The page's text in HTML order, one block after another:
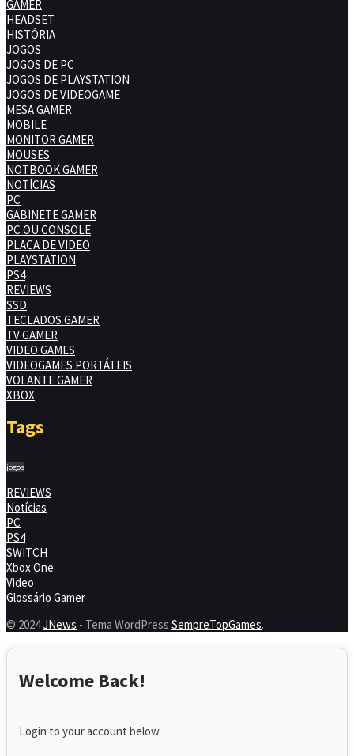
GAMER
HEADSET
HISTÓRIA
JOGOS
JOGOS DE PC
JOGOS DE PLAYSTATION
JOGOS DE VIDEOGAME
MESA GAMER
MOBILE
MONITOR GAMER
MOUSES
NOTBOOK GAMER
NOTÍCIAS
PC
GABINETE GAMER
PC OU CONSOLE
PLACA DE VIDEO
PLAYSTATION
PS4
REVIEWS
SSD
TECLADOS GAMER
TV GAMER
VIDEO GAMES
VIDEOGAMES PORTÁTEIS
VOLANTE GAMER
XBOX
Tags
jogos
REVIEWS
Notícias
PC
PS4
SWITCH
Xbox One
Video
Glossário Gamer
© 2024JNews - Tema WordPress SempreTopGames.
Welcome Back!
Login to your account below